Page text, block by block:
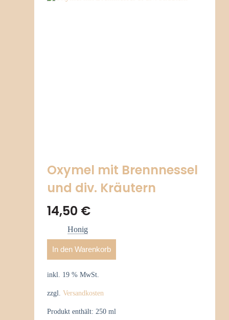
Oxymel mit Brennnessel
und div. Kräutern
14,50 €
Honig
In den Warenkorb
inkl. 19 % MwSt.
zzgl. Versandkosten
Produkt enthält: 250 ml